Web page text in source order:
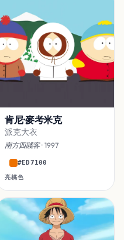
肯尼·麥考米克
派克大衣
南方四賤客· 1997
#ED7100
亮橘色